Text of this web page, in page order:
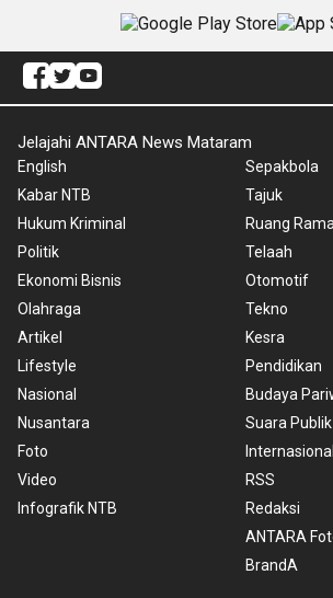
Jelajahi ANTARA News Mataram
English
Kabar NTB
Hukum Kriminal
Politik
Ekonomi Bisnis
Olahraga
Artikel
Lifestyle
Nasional
Nusantara
Foto
Video
Infografik NTB
Sepakbola
Tajuk
Ruang
Telaah
Otomotif
Tekno
Kesra
Pendidikan
Budaya
Suara Publik
Internasional
RSS
Redaksi
ANTARA
BrandA